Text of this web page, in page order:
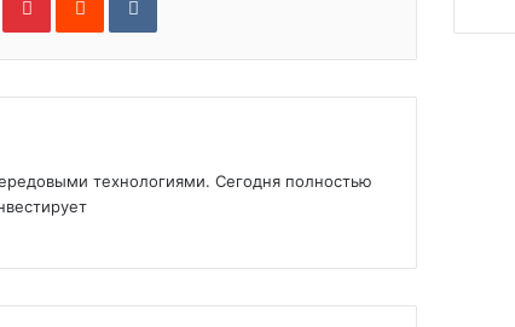
технологиями. Сегодня полностью